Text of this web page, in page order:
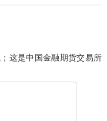
这是中国金融期货交易所